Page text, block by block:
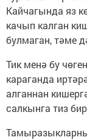
Кайчагында яз
качып калган
булмаган, тәме
Тик менә бу
караганда
алганнан
салкынга тиз